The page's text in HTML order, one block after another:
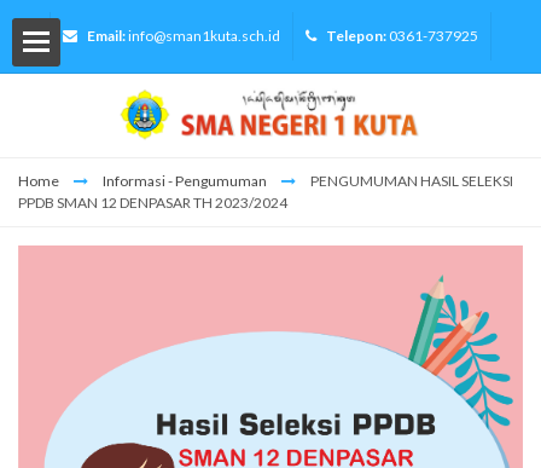
Email:info@sman1kuta.sch.id Telepon: 0361-737925
Home Informasi - Pengumuman
PENGUMUMAN HASIL SELEKSI
PPDB SMAN 12 DENPASAR TH 2023/2024